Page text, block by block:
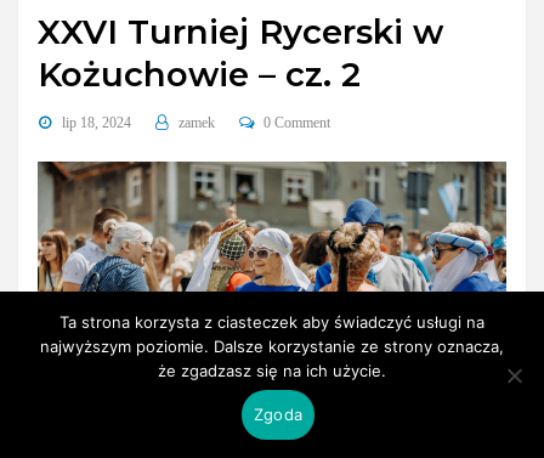
XXVI Turniej Rycerski w
Kożuchowie – cz. 2
lip 18, 2024 zamek 0 Comment
Ta strona korzysta z ciasteczek aby świadczyć usługi na
najwyższym poziomie. Dalsze korzystanie ze strony oznacza,
że zgadzasz się na ich użycie.
Zgoda